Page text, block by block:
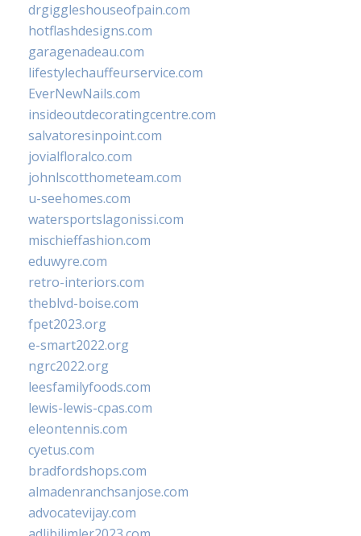
drgiggleshouseofpain.com
hotflashdesigns.com
garagenadeau.com
lifestylechauffeurservice.com
EverNewNails.com
insideoutdecoratingcentre.com
salvatoresinpoint.com
jovialfloralco.com
johnlscotthometeam.com
u-seehomes.com
watersportslagonissi.com
mischieffashion.com
eduwyre.com
retro-interiors.com
theblvd-boise.com
fpet2023.org
e-smart2022.org
ngrc2022.org
leesfamilyfoods.com
lewis-lewis-cpas.com
eleontennis.com
cyetus.com
bradfordshops.com
almadenranchsanjose.com
advocatevijay.com